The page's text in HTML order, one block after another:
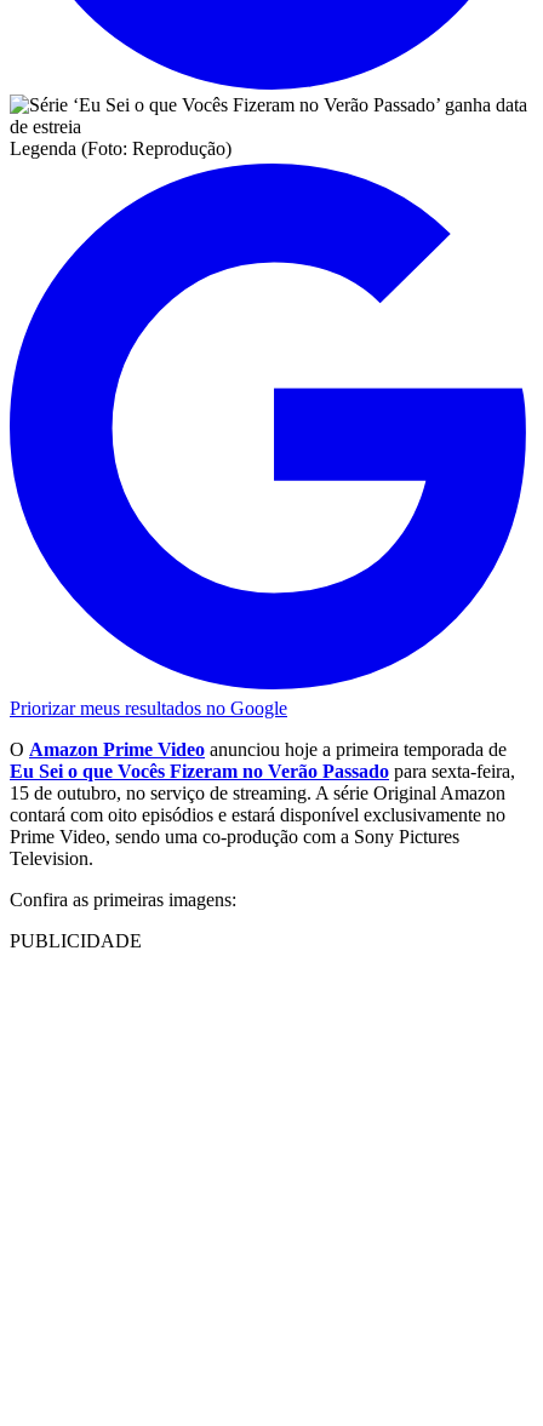
Legenda (Foto: Reprodução)
Priorizar meus resultados no Google
O Amazon Prime Video anunciou hoje a primeira temporada de
Eu Sei o que Vocês Fizeram no Verão Passado para sexta-feira,
15 de outubro, no serviço de streaming. A série Original Amazon
contará com oito episódios e estará disponível exclusivamente no
Prime Video, sendo uma co-produção com a Sony Pictures
Television.
Confira as primeiras imagens:
PUBLICIDADE